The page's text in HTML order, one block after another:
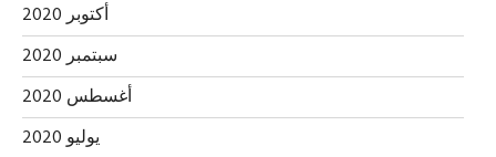
أكتوبر 2020
سبتمبر 2020
أغسطس 2020
يوليو 2020